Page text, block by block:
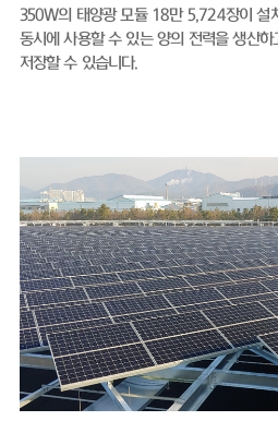
350W의 태양광 모듈 18만 5,724장이 설
동시에 사용할 수 있는 양의 전력을 생산
저장할 수 있습니다.